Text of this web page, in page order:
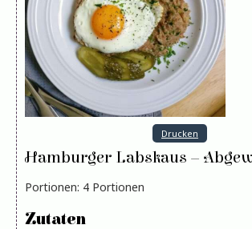
Drucken
Hamburger Labskaus –
Portionen: 4 Portionen
Zutaten